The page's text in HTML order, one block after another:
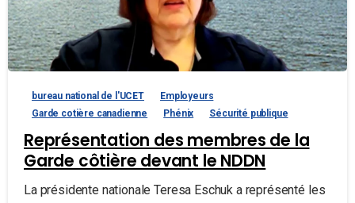
bureau national de l'UCET
Employeurs
Garde cotière canadienne
Phénix Sécurité publique
Représentation des membres de la
Garde côtière devant le NDDN
La présidente nationale Teresa Eschuk a représenté les